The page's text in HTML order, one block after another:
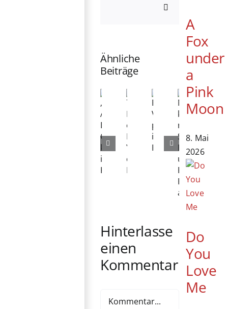
Ähnliche
Beiträge
„The
Amazing
Digital
Circus“
kommt
76.
Berlinale
eröffnet:
Michelle
Yeoh
Ehrenbären
Prime
Video
präsentiert
internationales
Portfolio
Netflix
kündigt
neue
Serien,
Filme
und
Reality-
Formate
Hinterlasse
einen
Kommentar
A
Fox
under
a
Pink
Moon
8. Mai
2026
Do
You
Love
Me